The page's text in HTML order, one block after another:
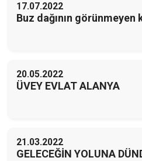
17.07.2022
Buz dağının görünmeyen
20.05.2022
ÜVEY EVLAT ALANYA
21.03.2022
GELECEĞİN YOLUNA